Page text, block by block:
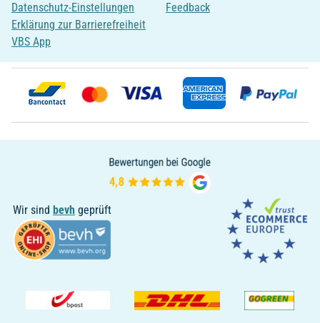
Datenschutz-Einstellungen
Erklärung zur Barrierefreiheit
VBS App
Feedback
Wir sind bevh geprüft